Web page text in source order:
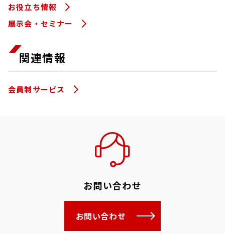
お役立ち情報
展示会・セミナー
関連情報
会員制サービス
お問い合わせ
お問い合わせ